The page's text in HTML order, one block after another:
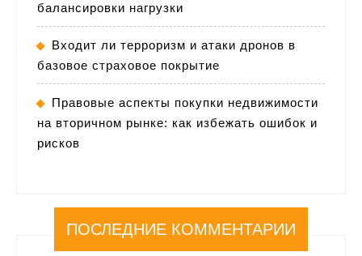
балансировки нагрузки
Входит ли терроризм и атаки дронов в
базовое страховое покрытие
Правовые аспекты покупки недвижимости
на вторичном рынке: как избежать ошибок и
рисков
ПОСЛЕДНИЕ КОММЕНТАРИИ